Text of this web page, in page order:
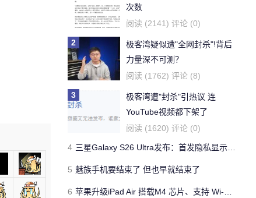
次数
阅读 (2141) 评论 (0)
2
极客湾疑似遭"全网封杀"!背后
力量深不可测？
阅读 (1762) 评论 (8)
3
极客湾遭"封杀"引热议 连
YouTube视频都下架了
阅读 (1620) 评论 (0)
4 三星Galaxy S26 Ultra发布：首发隐私显示屏、骁龙 8 Elite Gen 5与60W闪充
5 魅族手机要结束了 但也早就结束了
6 苹果升级iPad Air 搭载M4 芯片、支持 Wi‑Fi 7 售价不变